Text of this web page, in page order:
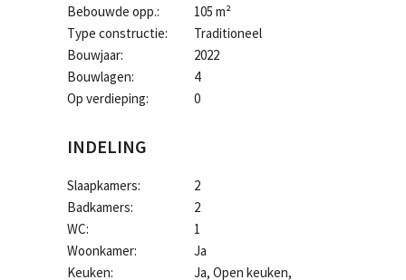
Bebouwde opp.:
105 m²
Type constructie:
Traditioneel
Bouwjaar:
2022
Bouwlagen:
4
Op verdieping:
0
INDELING
Slaapkamers:
2
Badkamers:
2
WC:
1
Woonkamer:
Ja
Keuken:
Ja, Open keuken,